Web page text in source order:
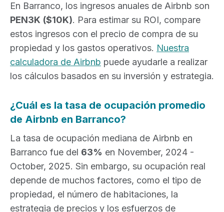
En Barranco, los ingresos anuales de Airbnb son
PEN3K ($10K). Para estimar su ROI, compare
estos ingresos con el precio de compra de su
propiedad y los gastos operativos. Nuestra
calculadora de Airbnb puede ayudarle a realizar
los cálculos basados en su inversión y estrategia.
¿Cuál es la tasa de ocupación promedio
de Airbnb en Barranco?
La tasa de ocupación mediana de Airbnb en
Barranco fue del 63% en November, 2024 -
October, 2025. Sin embargo, su ocupación real
depende de muchos factores, como el tipo de
propiedad, el número de habitaciones, la
estrategia de precios y los esfuerzos de